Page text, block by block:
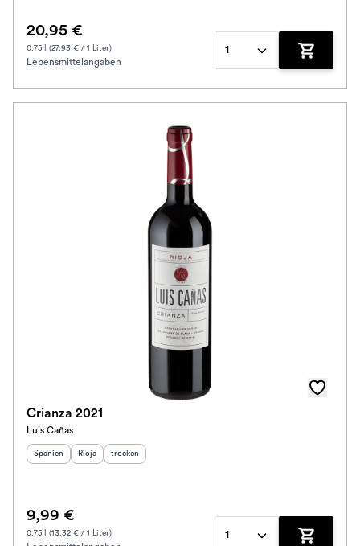
20,95 €
0.75 l (27.93 € / 1 Liter)
Lebensmittelangaben
1
Zum
Crianza 2021
Luis Cañas
Herkunftsland:
Spanien Herkunftsregion:
Rioja Geschmack
trocken
9,99 €
0.75 l (13.32 € / 1 Liter)
1